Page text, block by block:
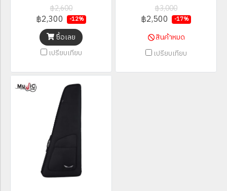
฿2,600
฿2,300 -12%
ซื้อเลย
เปรียบเทียบ
฿3,000
฿2,500 -17%
สินค้าหมด
เปรียบเทียบ